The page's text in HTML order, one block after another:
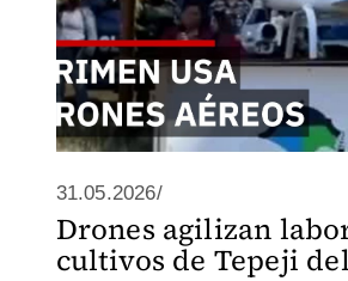
31.05.2026/
Drones agilizan
cultivos de Tepeji